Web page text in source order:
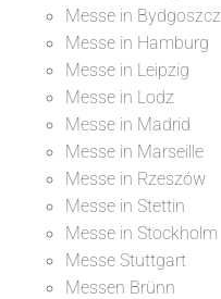
Messe in Bydgoszcz
Messe in Hamburg
Messe in Leipzig
Messe in Lodz
Messe in Madrid
Messe in Marseille
Messe in Rzeszów
Messe in Stettin
Messe in Stockholm
Messe Stuttgart
Messen Brünn